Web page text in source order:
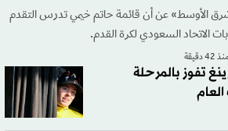
الأوسط» عن أن قائمة حاتم خيمي تدرس التقدم
الاتحاد السعودي لكرة القدم.
42 دقيقة
تفوز بالمرحلة